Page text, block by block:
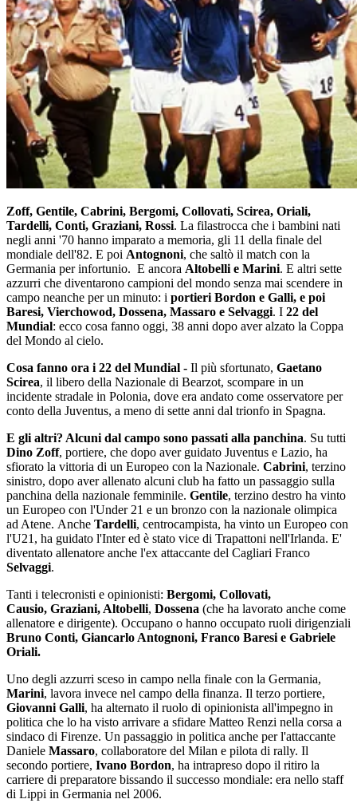
Zoff, Gentile, Cabrini, Bergomi, Collovati, Scirea, Oriali,
Tardelli, Conti, Graziani, Rossi. La filastrocca che i bambini nati
negli anni '70 hanno imparato a memoria, gli 11 della finale del
mondiale dell'82. E poi Antognoni, che saltò il match con la
Germania per infortunio. E ancora Altobelli e Marini. E altri sette
azzurri che diventarono campioni del mondo senza mai scendere in
campo neanche per un minuto: i portieri Bordon e Galli, e poi
Baresi, Vierchowod, Dossena, Massaro e Selvaggi. I 22 del
Mundial: ecco cosa fanno oggi, 38 anni dopo aver alzato la Coppa
del Mondo al cielo.
Cosa fanno ora i 22 del Mundial - Il più sfortunato, Gaetano
Scirea, il libero della Nazionale di Bearzot, scompare in un
incidente stradale in Polonia, dove era andato come osservatore per
conto della Juventus, a meno di sette anni dal trionfo in Spagna.
E gli altri? Alcuni dal campo sono passati alla panchina. Su tutti
Dino Zoff, portiere, che dopo aver guidato Juventus e Lazio, ha
sfiorato la vittoria di un Europeo con la Nazionale. Cabrini, terzino
sinistro, dopo aver allenato alcuni club ha fatto un passaggio sulla
panchina della nazionale femminile. Gentile, terzino destro ha vinto
un Europeo con l'Under 21 e un bronzo con la nazionale olimpica
ad Atene. Anche Tardelli, centrocampista, ha vinto un Europeo con
l'U21, ha guidato l'Inter ed è stato vice di Trapattoni nell'Irlanda. E'
diventato allenatore anche l'ex attaccante del Cagliari Franco
Selvaggi.
Tanti i telecronisti e opinionisti: Bergomi, Collovati,
Causio, Graziani, Altobelli, Dossena (che ha lavorato anche come
allenatore e dirigente). Occupano o hanno occupato ruoli dirigenziali
Bruno Conti, Giancarlo Antognoni, Franco Baresi e Gabriele
Oriali.
Uno degli azzurri sceso in campo nella finale con la Germania,
Marini, lavora invece nel campo della finanza. Il terzo portiere,
Giovanni Galli, ha alternato il ruolo di opinionista all'impegno in
politica che lo ha visto arrivare a sfidare Matteo Renzi nella corsa a
sindaco di Firenze. Un passaggio in politica anche per l'attaccante
Daniele Massaro, collaboratore del Milan e pilota di rally. Il
secondo portiere, Ivano Bordon, ha intrapreso dopo il ritiro la
carriere di preparatore bissando il successo mondiale: era nello staff
di Lippi in Germania nel 2006.